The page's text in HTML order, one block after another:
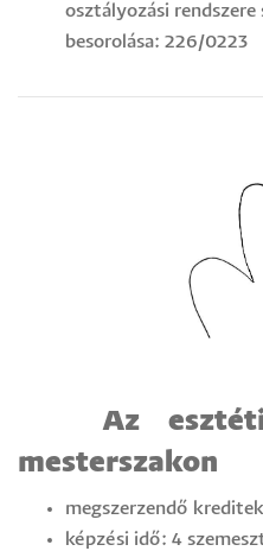
osztályozási
besorolása: 226/0223
Az
mesterszakon
megszerzendő
képzési idő: 4